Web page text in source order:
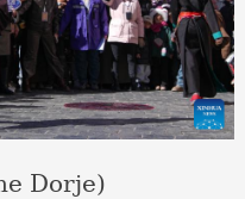
Dorje)